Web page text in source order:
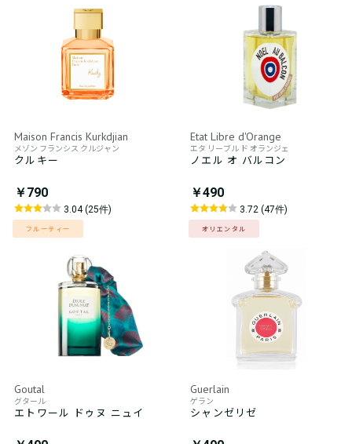
Maison Francis Kurkdjian
メゾン フランシス クルジャン
クルキー
￥790
3.04 (25件)
フルーティー
Etat Libre d'Orange
エタ リーブル ド オランジェ
ノエル オ バルコン
￥490
3.72 (47件)
オリエンタル
Goutal
グタール
エトワール ドゥヌ ニュイ
Guerlain
ゲラン
シャンゼリゼ